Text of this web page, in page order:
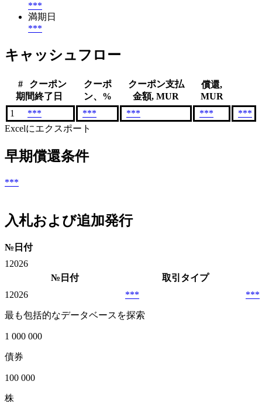
***
満期日
***
キャッシュフロー
#
クーポン
期間終了日
クーポ
ン、%
クーポン支払
金額, MUR
償還,
MUR
1
*** *** *** ***
***
Excelにエクスポート
早期償還条件
***
入札および追加発行
№ 日付
1 2026
№ 日付
取引タイプ
1 2026 *** ***
最も包括的なデータベースを探索
1 000 000
債券
100 000
株